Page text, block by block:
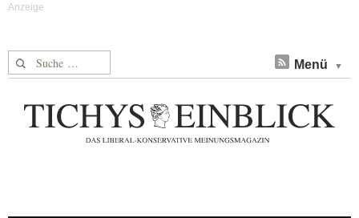
Suche nach: Menü